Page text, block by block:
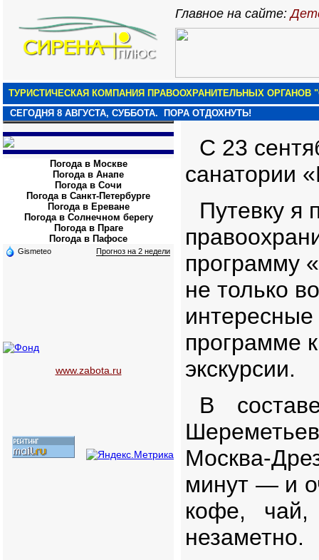
Главное на сайте:
ТУРИСТИЧЕСКАЯ КОМПАНИЯ ПРАВООХРАНИТЕЛЬНЫХ ОРГАНОВ
СЕГОДНЯ 8 АВГУСТА, СУББОТА. ПОРА ОТДОХНУТЬ!
Погода в Москве
Погода в Анапе
Погода в Сочи
Погода в Санкт-Петербурге
Погода в Ереване
Погода в Солнечном берегу
Погода в Праге
Погода в Пафосе
Gismeteo Прогноз на 2 недели
www.zabota.ru
С 23
санатории
Путевку я
программу
не только
программе
экскурсии.
В
Москва-
минут — и
кофе, чай,
незаметно.